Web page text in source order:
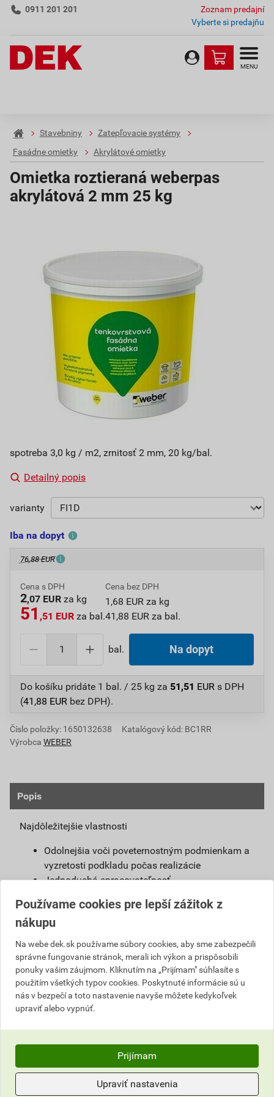
0911 201 201
Zoznam predajní
Vyberte si predajňu
MENU
Stavebniny
Zatepľovacie systémy
Fasádne omietky
Akrylátové omietky
Omietka roztieraná weberpas
akrylátová 2 mm 25 kg
spotreba 3,0 kg / m2, zrnitosť 2 mm, 20 kg/bal.
Detailný popis
varianty
Iba na dopyt
76,88 EUR
Cena s DPH
2,07 EUR za kg
51 ,51 EUR za bal.
Cena bez DPH
1,68 EUR za kg
41,88 EUR za bal.
bal. Na dopyt
Do košíku pridáte 1 bal. / 25 kg za 51,51 EUR s DPH
(41,88 EUR bez DPH).
Číslo položky: 1650132638
Katalógový kód: BC1RR
Výrobca WEBER
Popis
Najdôležitejšie vlastnosti
Odolnejšia voči poveternostným podmienkam a
vyzretosti podkladu počas realizácie
Jednoduchá spracovateľnosť
Vysoká vodoodpudivosť
Možnosť namiešať vo farebnom odtieni podľa
želania zákazníkov
Definícia
Jednoducho spracovateľná, umývateľná
pastovitá omietka vyrobená na báze akrylátovej
živice. Je pripravená na priame použitie na
podkladový náter weber 700.
Omietka slúži na ochranu stavby pred
Používame cookies pre lepší zážitok z
nákupu
Na webe dek.sk používame súbory cookies, aby sme zabezpečili
správne fungovanie stránok, merali ich výkon a prispôsobili
ponuky vašim záujmom. Kliknutím na „Prijímam" súhlasíte s
použitím všetkých typov cookies. Poskytnuté informácie sú u
nás v bezpečí a toto nastavenie navyše môžete kedykoľvek
upraviť alebo vypnúť.
Prijímam
Upraviť nastavenia